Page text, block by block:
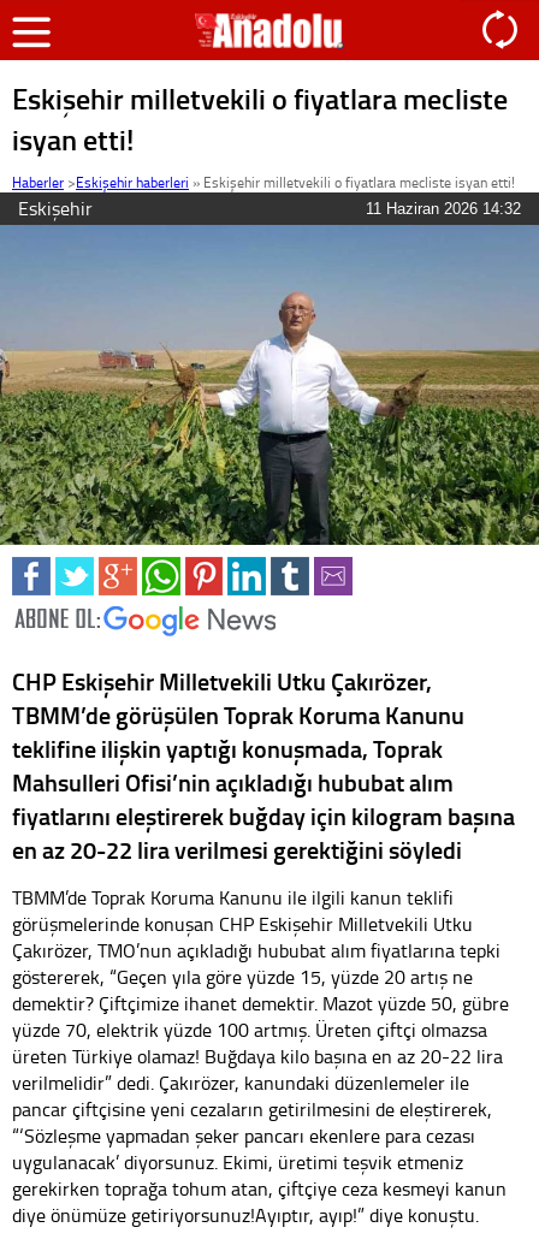
Eskişehir milletvekili o fiyatlara mecliste
isyan etti!
Haberler >Eskişehir haberleri » Eskişehir milletvekili o fiyatlara mecliste isyan etti!
Eskişehir 11 Haziran 2026 14:32
CHP Eskişehir Milletvekili Utku Çakırözer,
TBMM’de görüşülen Toprak Koruma Kanunu
teklifine ilişkin yaptığı konuşmada, Toprak
Mahsulleri Ofisi’nin açıkladığı hububat alım
fiyatlarını eleştirerek buğday için kilogram başına
en az 20-22 lira verilmesi gerektiğini söyledi
TBMM’de Toprak Koruma Kanunu ile ilgili kanun teklifi
görüşmelerinde konuşan CHP Eskişehir Milletvekili Utku
Çakırözer, TMO’nun açıkladığı hububat alım fiyatlarına tepki
göstererek, “Geçen yıla göre yüzde 15, yüzde 20 artış ne
demektir? Çiftçimize ihanet demektir. Mazot yüzde 50, gübre
yüzde 70, elektrik yüzde 100 artmış. Üreten çiftçi olmazsa
üreten Türkiye olamaz! Buğdaya kilo başına en az 20-22 lira
verilmelidir” dedi. Çakırözer, kanundaki düzenlemeler ile
pancar çiftçisine yeni cezaların getirilmesini de eleştirerek,
“‘Sözleşme yapmadan şeker pancarı ekenlere para cezası
uygulanacak’ diyorsunuz. Ekimi, üretimi teşvik etmeniz
gerekirken toprağa tohum atan, çiftçiye ceza kesmeyi kanun
diye önümüze getiriyorsunuz!Ayıptır, ayıp!” diye konuştu.